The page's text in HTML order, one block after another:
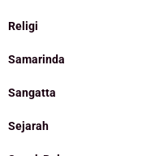
Religi
Samarinda
Sangatta
Sejarah